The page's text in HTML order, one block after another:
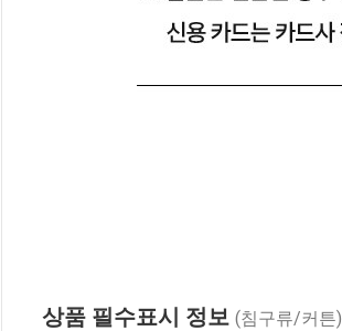
상품 필수표시 정보 (침구류/커튼)